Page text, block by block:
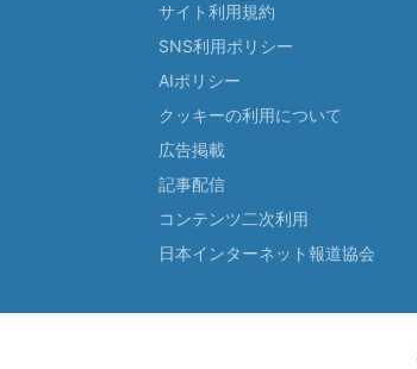
サイト利用規約
SNS利用ポリシー
AIポリシー
クッキーの利用について
広告掲載
記事配信
コンテンツ二次利用
日本インターネット報道協会